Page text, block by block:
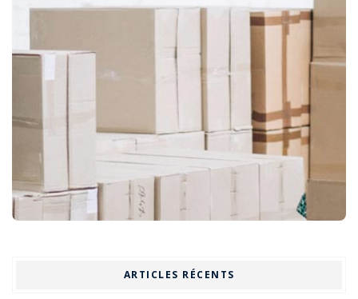
ARTICLES RÉCENTS